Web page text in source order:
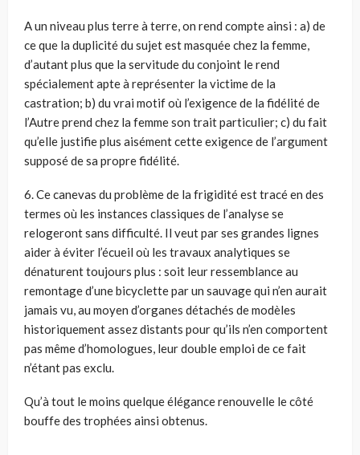
A un niveau plus terre à terre, on rend compte ainsi : a) de
ce que la duplicité du sujet est masquée chez la femme,
d’autant plus que la servitude du conjoint le rend
spécialement apte à représenter la victime de la
castration; b) du vrai motif où l’exigence de la fidélité de
l’Autre prend chez la femme son trait particulier; c) du fait
qu’elle justifie plus aisément cette exigence de l’argument
supposé de sa propre fidélité.
6. Ce canevas du problème de la frigidité est tracé en des
termes où les instances classiques de l’analyse se
relogeront sans difficulté. Il veut par ses grandes lignes
aider à éviter l’écueil où les travaux analytiques se
dénaturent toujours plus : soit leur ressemblance au
remontage d’une bicyclette par un sauvage qui n’en aurait
jamais vu, au moyen d’organes détachés de modèles
historiquement assez distants pour qu’ils n’en comportent
pas même d’homologues, leur double emploi de ce fait
n’étant pas exclu.
Qu’à tout le moins quelque élégance renouvelle le côté
bouffe des trophées ainsi obtenus.